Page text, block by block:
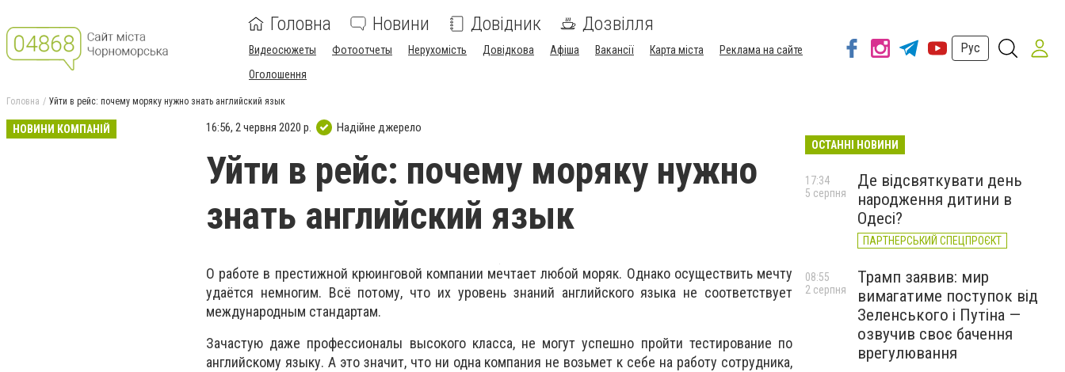
Головна Новини Довідник Дозвілля
Видеосюжеты Фотоотчеты Нерухомість Довідкова Афіша Вакансії Карта міста
Реклама на сайте
Оголошення
Рус
Головна Уйти в рейс: почему моряку нужно знать английский язык
НОВИНИ КОМПАНІЙ 16:56, 2 червня 2020 р. Надійне джерело
Уйти в рейс: почему моряку нужно
знать английский язык
О работе в престижной крюинговой компании мечтает любой моряк. Однако осуществить мечту
удаётся немногим. Всё потому, что их уровень знаний английского языка не соответствует
международным стандартам.
Зачастую даже профессионалы высокого класса, не могут успешно пройти тестирование по
английскому языку. А это значит, что ни одна компания не возьмет к себе на работу сотрудника,
ОСТАННІ НОВИНИ
Де відсвяткувати день
народження дитини в
Одесі?
ПАРТНЕРСЬКИЙ СПЕЦПРОЄКТ
17:34
5 серпня
Трамп заявив: мир
вимагатиме поступок від
Зеленського і Путіна —
озвучив своє бачення
врегулювання
08:55
2 серпня